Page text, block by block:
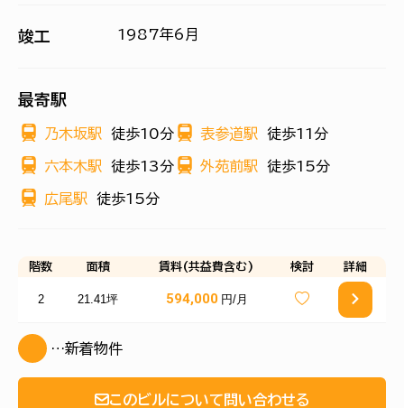
竣工 1987年6月
最寄駅
乃木坂駅 徒歩10分 表参道駅 徒歩11分
六本木駅 徒歩13分 外苑前駅 徒歩15分
広尾駅 徒歩15分
階数 面積 賃料(共益費含む) 検討 詳細
2 21.41坪 594,000 円/月
…新着物件
このビルについて問い合わせる